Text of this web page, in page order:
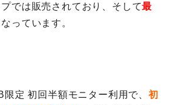
では販売されており、そして最
っています。
定 初回半額モニター利用で、 初